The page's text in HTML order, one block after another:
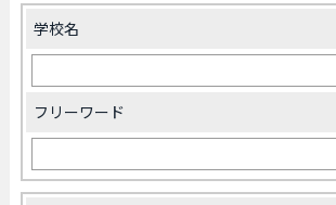
留学生がやってくることは、言うまでもありません。
学校名
フリーワード